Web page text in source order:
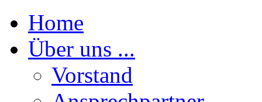
Home
Über uns ...
Vorstand